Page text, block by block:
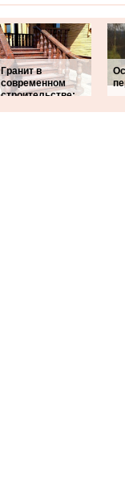
Гранит в
современном
строительстве: